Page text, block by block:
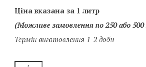
Ціна вказана за 1 литр
(Можливе замовлення по 250 або
Термін виготовлення 1-2 доби